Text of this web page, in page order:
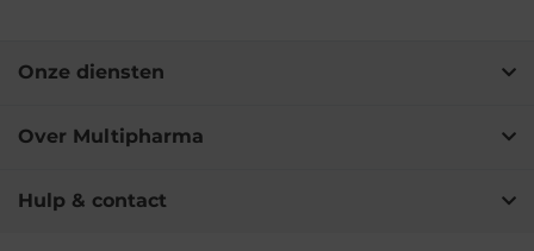
Onze diensten
Over Multipharma
Hulp & contact